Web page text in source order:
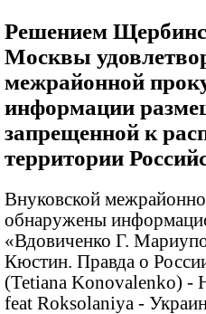
Решением
Москвы
межрайонной
информации
запрещенной к
территории
Внуковской
обнаружены
«Вдовиченко Г.
Кюстин. Правда о
(Tetiana Konovalenko) -
feat Roksolaniya -